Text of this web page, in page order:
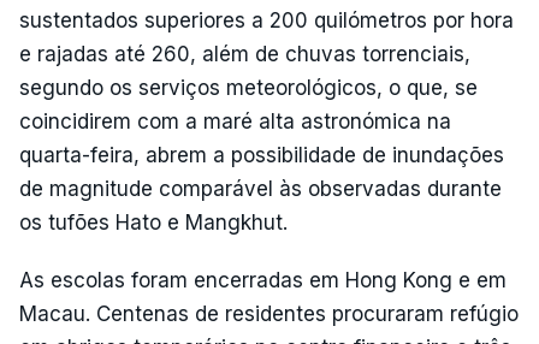
sustentados superiores a 200 quilómetros por hora
e rajadas até 260, além de chuvas torrenciais,
segundo os serviços meteorológicos, o que, se
coincidirem com a maré alta astronómica na
quarta-feira, abrem a possibilidade de inundações
de magnitude comparável às observadas durante
os tufões Hato e Mangkhut.
As escolas foram encerradas em Hong Kong e em
Macau. Centenas de residentes procuraram refúgio